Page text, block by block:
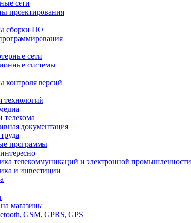
сети
проектирования
сборки ПО
сети
системы
контроля версий
технологий
телекома
документация
программы
телекоммуникаций и электронной промышленности
и инвестиции
магазины
GSM, GPRS, GPS